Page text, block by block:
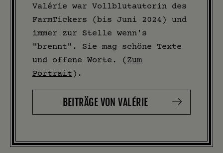
Valérie war Vollblutautorin des
FarmTickers (bis Juni 2024) und
immer zur Stelle wenn's
"brennt". Sie mag schöne Texte
und offene Worte. ( Zum
Portrait ).
BEITRÄGE VON VALÉRIE